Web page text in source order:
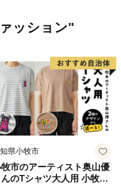
附制度」を設けていま
区への大切な想いを形
ッション"
県小牧市
市のアーティスト奥山優
んのTシャツ大人用 小牧市